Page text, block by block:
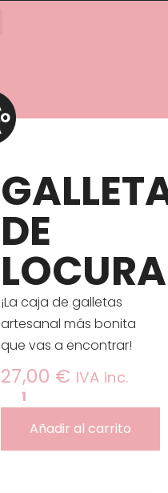
DE
LOCURA
¡La caja de galletas
artesanal más bonita
que vas a encontrar!
27,00 € IVA inc.
Añadir al carrito